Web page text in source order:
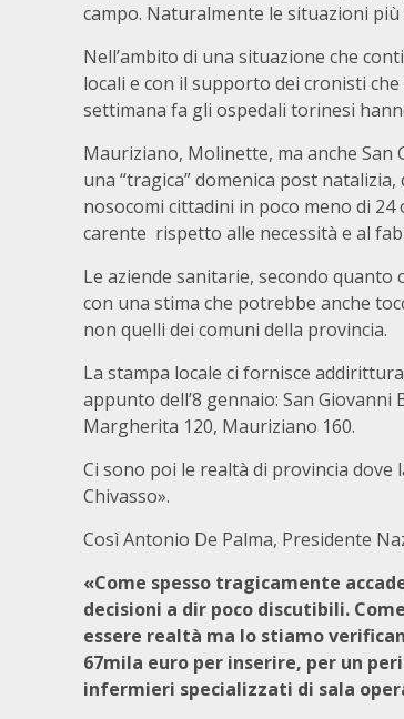
campo. Naturalmente le situazioni
Nell’ambito di una situazione che
locali e con il supporto dei cronisti
settimana fa gli ospedali torinesi
Mauriziano, Molinette, ma anche
una “tragica” domenica post
nosocomi cittadini in poco meno di
carente rispetto alle necessità e al
Le aziende sanitarie, secondo
con una stima che potrebbe anche
non quelli dei comuni della provincia.
La stampa locale ci fornisce
appunto dell’8 gennaio: San
Margherita 120, Mauriziano 160.
Ci sono poi le realtà di provincia dove
Chivasso».
Così Antonio De Palma, Presidente
«Come spesso tragicamente
decisioni a dir poco discutibili.
essere realtà ma lo stiamo
67mila euro per inserire, per un
infermieri specializzati di sala